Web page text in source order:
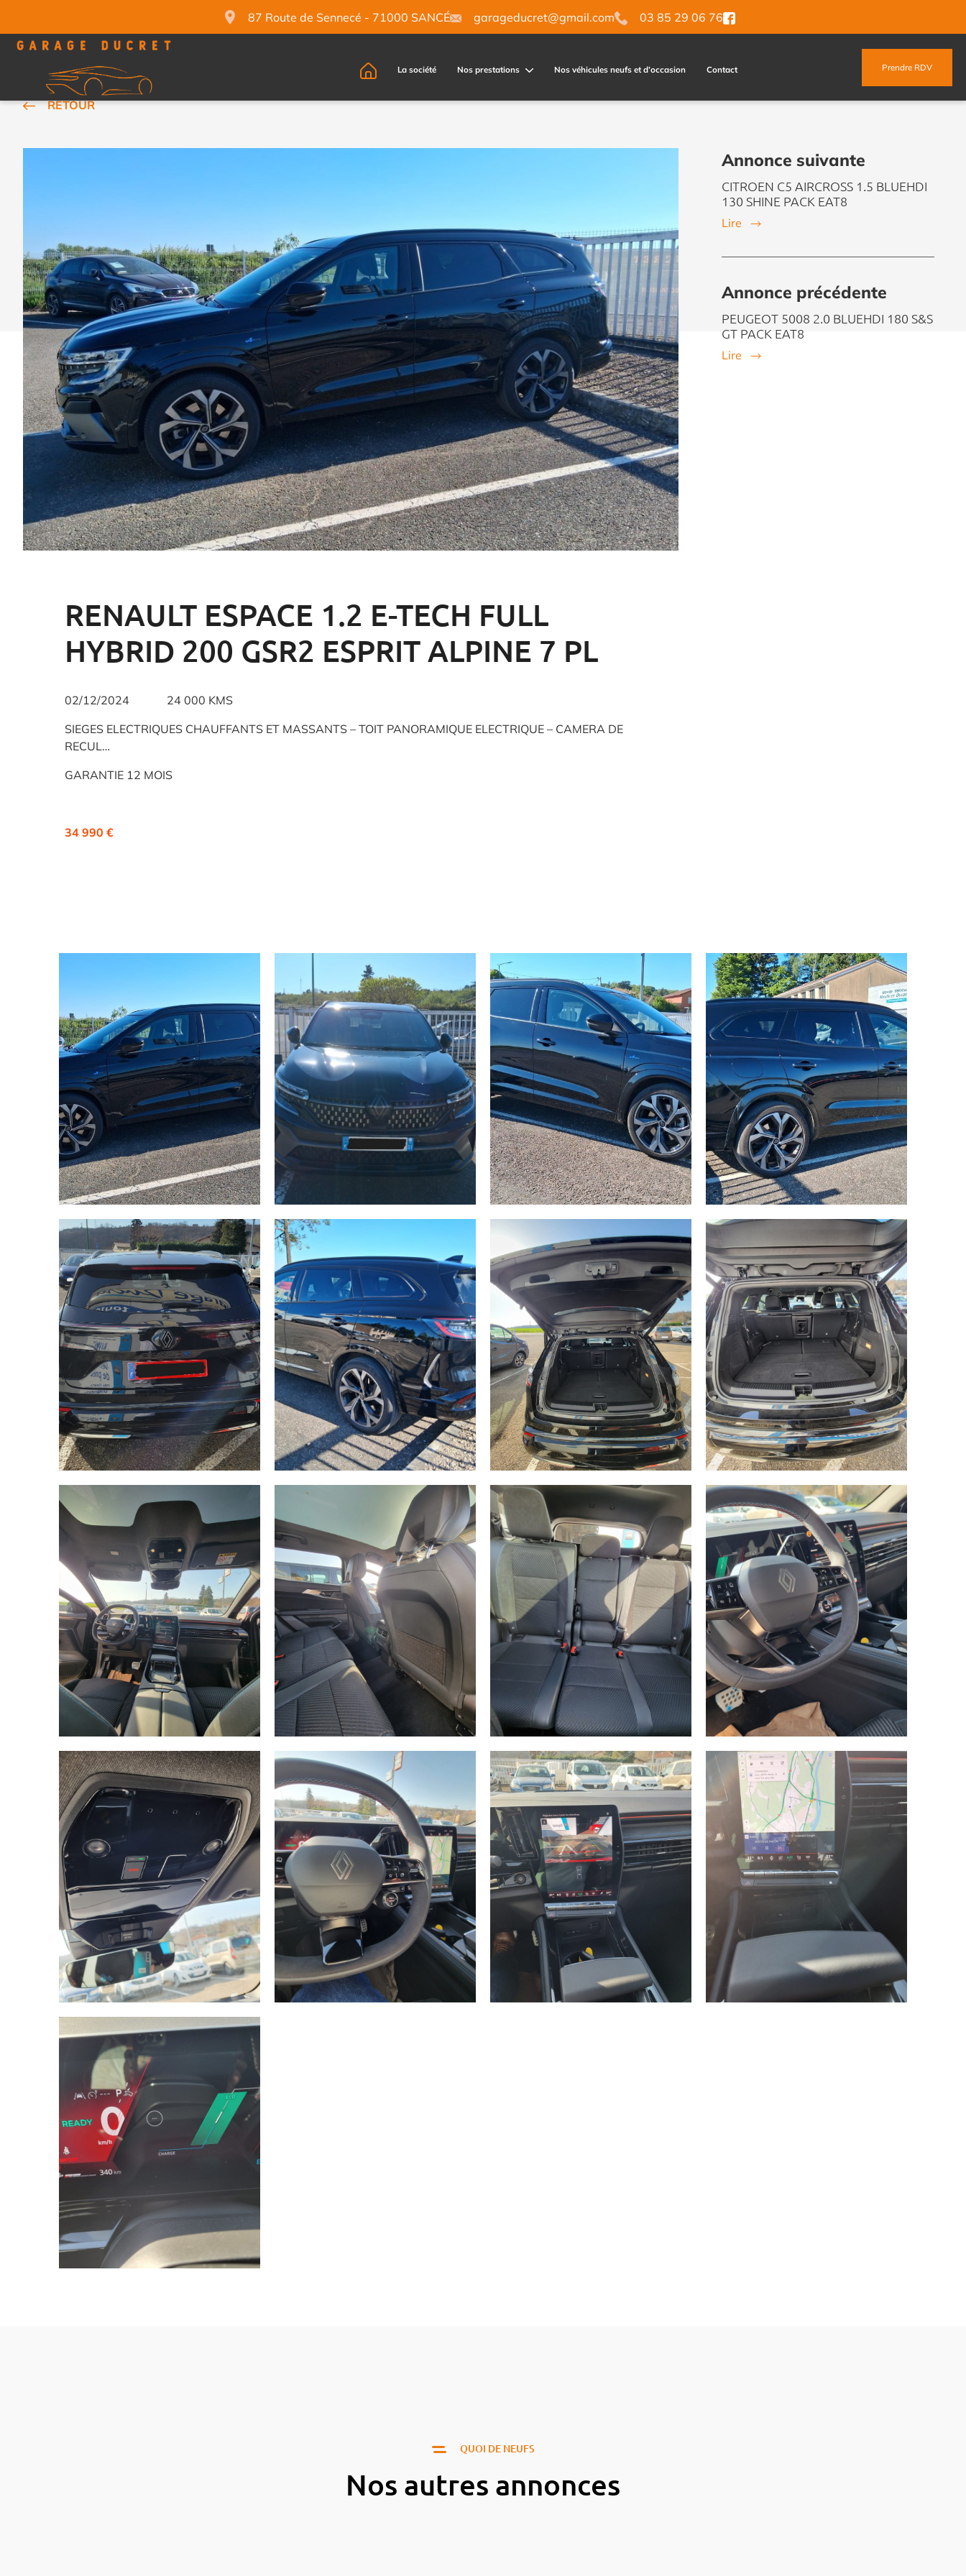
87 Route de Sennecé - 71000 SANCÉ garageducret@gmail.com 03 85 29 06 76
La société Nos prestations Nos véhicules neufs et d’occasion Contact Prendre RDV
RETOUR
RENAULT ESPACE 1.2 E-TECH FULL
HYBRID 200 GSR2 ESPRIT ALPINE 7 PL
02/12/2024 24 000 KMS
SIEGES ELECTRIQUES CHAUFFANTS ET MASSANTS – TOIT PANORAMIQUE ELECTRIQUE – CAMERA DE
RECUL…
GARANTIE 12 MOIS
34 990 €
Annonce suivante
CITROEN C5 AIRCROSS 1.5 BLUEHDI
130 SHINE PACK EAT8
Lire
Annonce précédente
PEUGEOT 5008 2.0 BLUEHDI 180 S&S
GT PACK EAT8
Lire
QUOI DE NEUFS
Nos autres annonces